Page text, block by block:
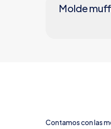
Molde
Contamos con las